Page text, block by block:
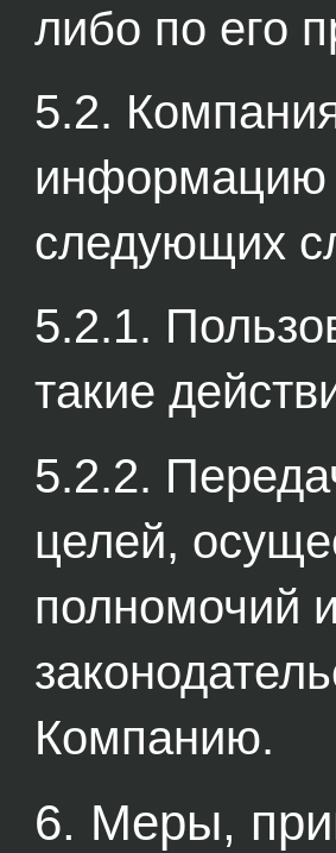
либо по его
5.2.
информацию
следующих
5.2.1.
такие
5.2.2.
целей,
полномочий
Компанию.
6. Меры,